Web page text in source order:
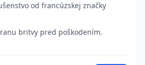
od francúzskej značky
britvy pred poškodením.